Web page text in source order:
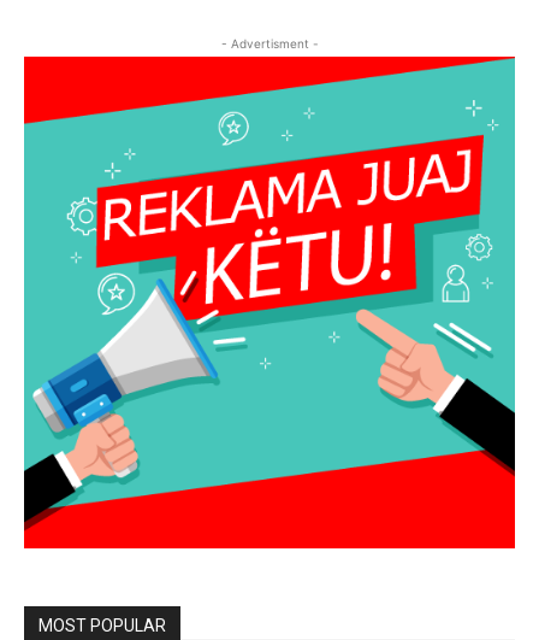
- Advertisment -
MOST POPULAR